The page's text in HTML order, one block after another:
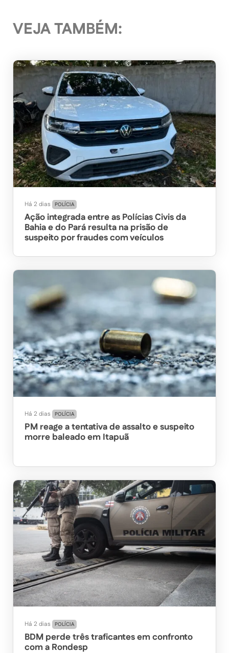
VEJA TAMBÉM:
Há 2 dias POLÍCIA
Ação integrada entre as Polícias Civis da
Bahia e do Pará resulta na prisão de
suspeito por fraudes com veículos
Há 2 dias POLÍCIA
PM reage a tentativa de assalto e suspeito
morre baleado em Itapuã
Há 2 dias POLÍCIA
BDM perde três traficantes em confronto
com a Rondesp